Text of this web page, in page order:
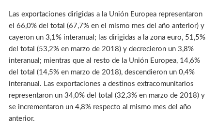
Las exportaciones dirigidas a la Unión Europea representaron
el 66,0% del total (67,7% en el mismo mes del año anterior) y
cayeron un 3,1% interanual; las dirigidas a la zona euro, 51,5%
del total (53,2% en marzo de 2018) y decrecieron un 3,8%
interanual; mientras que al resto de la Unión Europea, 14,6%
del total (14,5% en marzo de 2018), descendieron un 0,4%
interanual. Las exportaciones a destinos extracomunitarios
representaron un 34,0% del total (32,3% en marzo de 2018) y
se incrementaron un 4,8% respecto al mismo mes del año
anterior.